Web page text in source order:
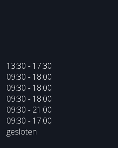
13:30 - 17:30
09:30 - 18:00
09:30 - 18:00
09:30 - 18:00
09:30 - 21:00
09:30 - 17:00
gesloten